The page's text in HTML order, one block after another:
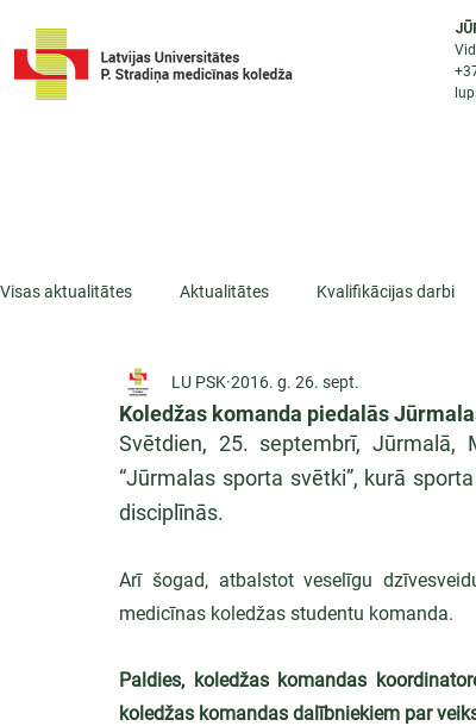
Visas aktualitātes Aktualitātes Kvalifikācijas darbi
ESF projekti Iepazīsti profesiju
Koledžas komanda piedalās
LU PSK 2016. g. 26. sept.
Svētdien, 25. septembrī, Jūrmalā,
“Jūrmalas sporta svētki”, kurā
disciplīnās.
Arī šogad, atbalstot veselīgu
medicīnas koledžas studentu komanda.
Paldies, koledžas komandas
koledžas komandas dalībniekiem par